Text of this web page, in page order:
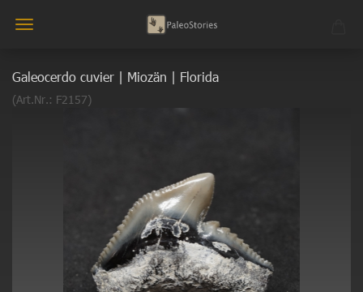
Galeocerdo cuvier | Miozän | Florida
(Art.Nr.: F2157)